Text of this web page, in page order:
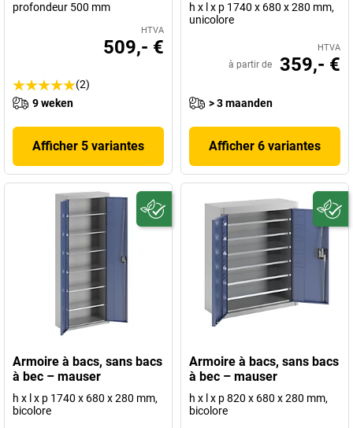
profondeur 500 mm
HTVA
509,- €
(2)
9 weken
Afficher 5 variantes
h x l x p 1740 x 680 x 280 mm,
unicolore
HTVA
à partir de 359,- €
> 3 maanden
Afficher 6 variantes
Armoire à bacs, sans bacs
à bec – mauser
h x l x p 1740 x 680 x 280 mm,
bicolore
Armoire à bacs, sans bacs
à bec – mauser
h x l x p 820 x 680 x 280 mm,
bicolore